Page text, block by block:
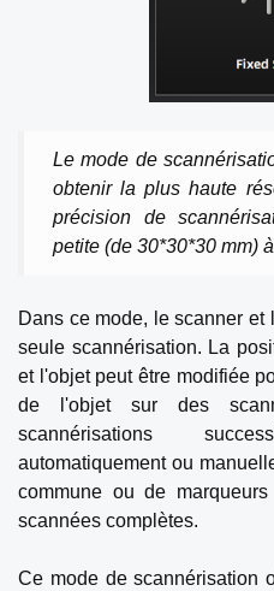
Le mode de
obtenir la plus haute
précision de
petite (de 30*30*30 mm)
Dans ce mode, le scanner
seule scannérisation. La
et l'objet peut être modifiée
de l'objet sur des
scannérisations
automatiquement ou
commune ou de
scannées complètes.
Ce mode de scannérisation